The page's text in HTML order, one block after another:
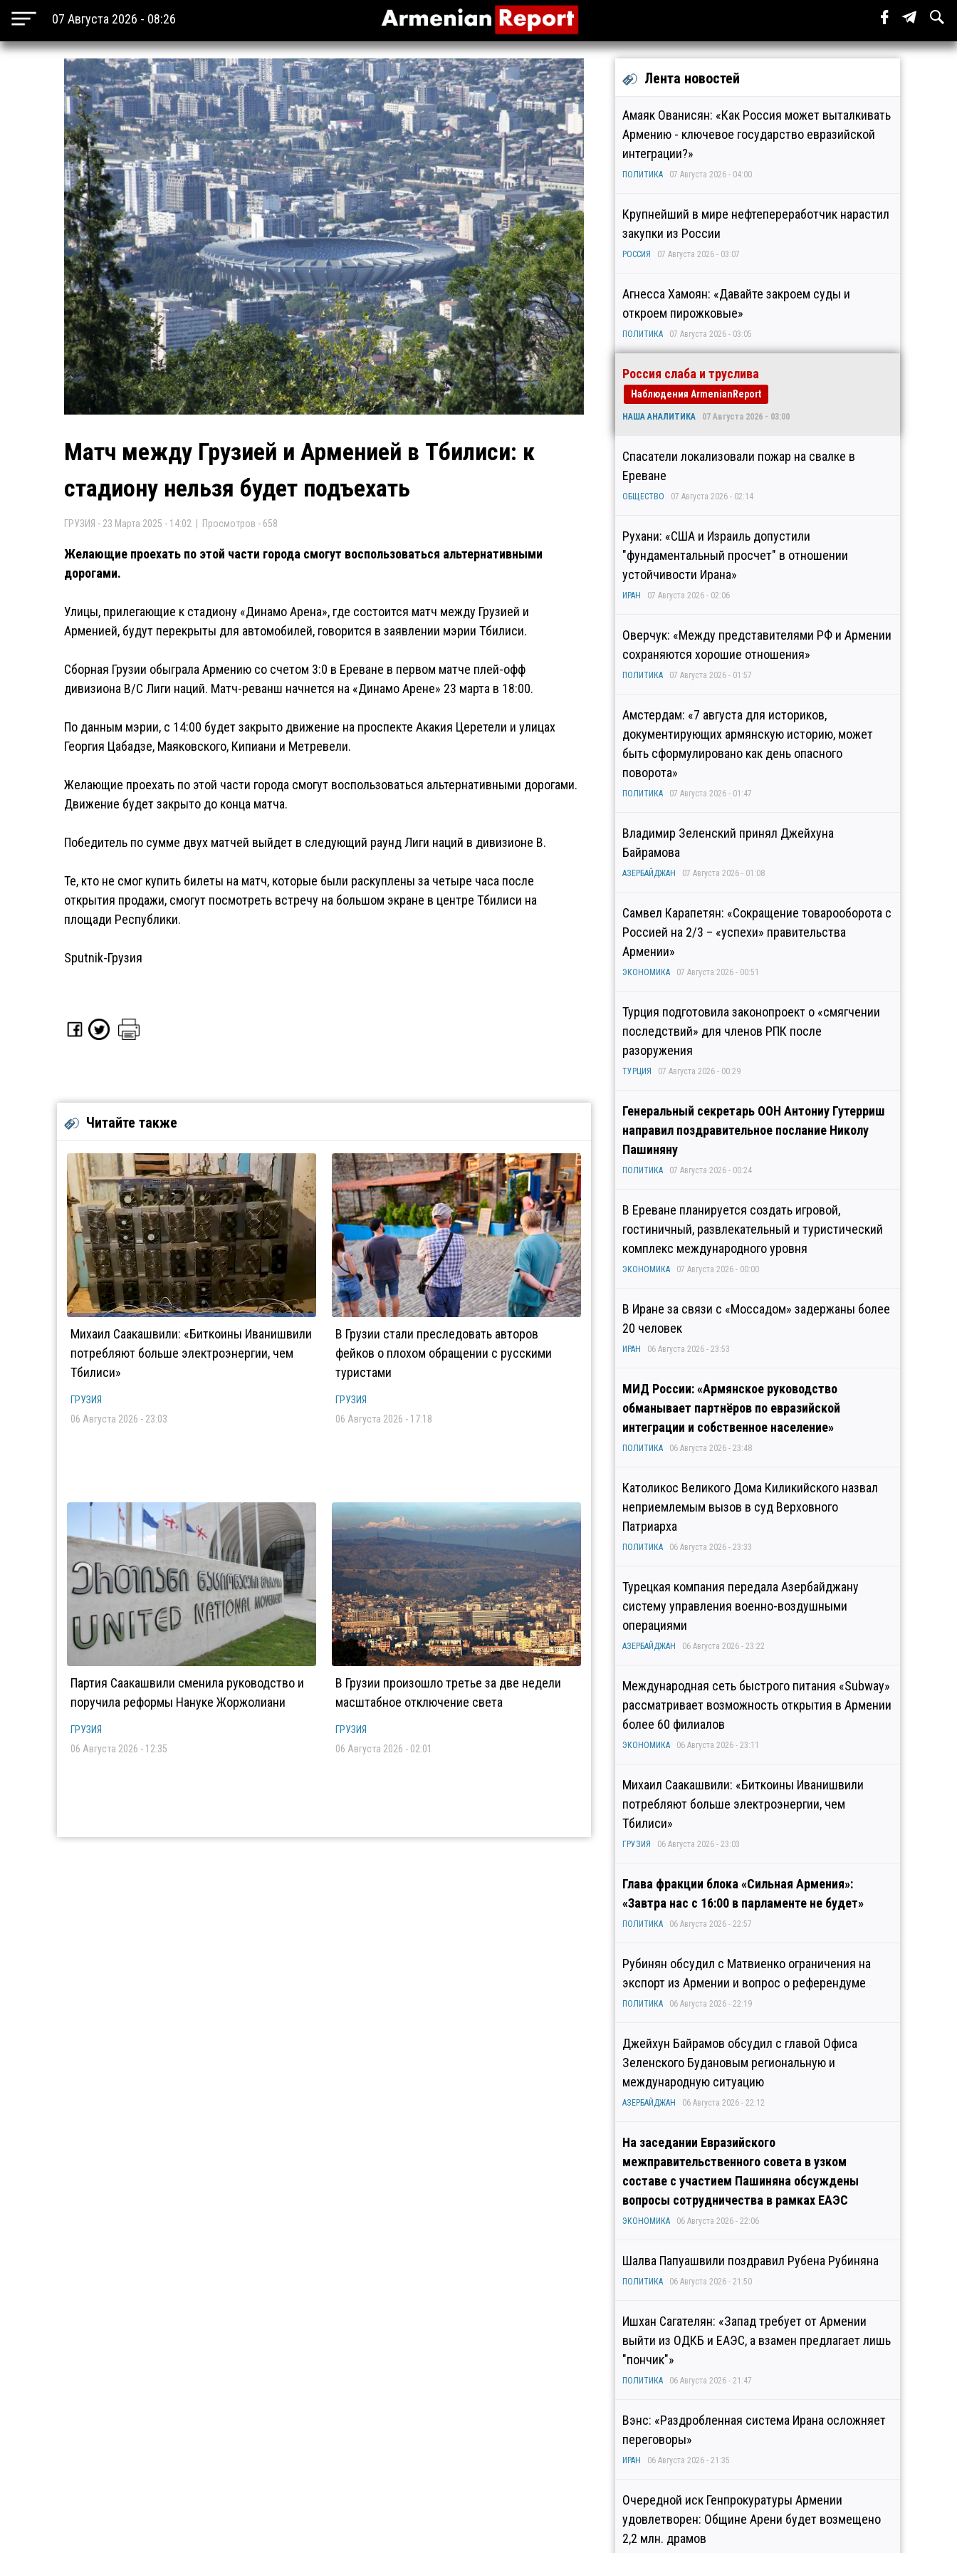
07 Августа 2026 - 08:26
Матч между Грузией и Арменией в Тбилиси: к
стадиону нельзя будет подъехать
ГРУЗИЯ - 23 Марта 2025 - 14:02 | Просмотров - 658
Желающие проехать по этой части города смогут воспользоваться альтернативными
дорогами.
Улицы, прилегающие к стадиону «Динамо Арена», где состоится матч между Грузией и
Арменией, будут перекрыты для автомобилей, говорится в заявлении мэрии Тбилиси.
Сборная Грузии обыграла Армению со счетом 3:0 в Ереване в первом матче плей-офф
дивизиона B/C Лиги наций. Матч-реванш начнется на «Динамо Арене» 23 марта в 18:00.
По данным мэрии, с 14:00 будет закрыто движение на проспекте Акакия Церетели и улицах
Георгия Цабадзе, Маяковского, Кипиани и Метревели.
Желающие проехать по этой части города смогут воспользоваться альтернативными дорогами.
Движение будет закрыто до конца матча.
Победитель по сумме двух матчей выйдет в следующий раунд Лиги наций в дивизионе B.
Те, кто не смог купить билеты на матч, которые были раскуплены за четыре часа после
открытия продажи, смогут посмотреть встречу на большом экране в центре Тбилиси на
площади Республики.
Sputnik-Грузия
Читайте также
Михаил Саакашвили: «Биткоины Иванишвили
потребляют больше электроэнергии, чем
Тбилиси»
ГРУЗИЯ
06 Августа 2026 - 23:03
В Грузии стали преследовать авторов
фейков о плохом обращении с русскими
туристами
ГРУЗИЯ
06 Августа 2026 - 17:18
Партия Саакашвили сменила руководство и
поручила реформы Нануке Жоржолиани
ГРУЗИЯ
06 Августа 2026 - 12:35
В Грузии произошло третье за две недели
масштабное отключение света
ГРУЗИЯ
06 Августа 2026 - 02:01
Лента новостей
Амаяк Ованисян: «Как Россия может выталкивать
Армению - ключевое государство евразийской
интеграции?»
ПОЛИТИКА 07 Августа 2026 - 04:00
Крупнейший в мире нефтепереработчик нарастил
закупки из России
РОССИЯ 07 Августа 2026 - 03:07
Агнесса Хамоян: «Давайте закроем суды и
откроем пирожковые»
ПОЛИТИКА 07 Августа 2026 - 03:05
Россия слаба и труслива
Наблюдения ArmenianReport
НАША АНАЛИТИКА 07 Августа 2026 - 03:00
Спасатели локализовали пожар на свалке в
Ереване
ОБЩЕСТВО 07 Августа 2026 - 02:14
Рухани: «США и Израиль допустили
"фундаментальный просчет" в отношении
устойчивости Ирана»
ИРАН 07 Августа 2026 - 02:06
Оверчук: «Между представителями РФ и Армении
сохраняются хорошие отношения»
ПОЛИТИКА 07 Августа 2026 - 01:57
Амстердам: «7 августа для историков,
документирующих армянскую историю, может
быть сформулировано как день опасного
поворота»
ПОЛИТИКА 07 Августа 2026 - 01:47
Владимир Зеленский принял Джейхуна
Байрамова
АЗЕРБАЙДЖАН 07 Августа 2026 - 01:08
Самвел Карапетян: «Сокращение товарооборота с
Россией на 2/3 – «успехи» правительства
Армении»
ЭКОНОМИКА 07 Августа 2026 - 00:51
Турция подготовила законопроект о «смягчении
последствий» для членов РПК после
разоружения
ТУРЦИЯ 07 Августа 2026 - 00:29
Генеральный секретарь ООН Антониу Гутерриш
направил поздравительное послание Николу
Пашиняну
ПОЛИТИКА 07 Августа 2026 - 00:24
В Ереване планируется создать игровой,
гостиничный, развлекательный и туристический
комплекс международного уровня
ЭКОНОМИКА 07 Августа 2026 - 00:00
В Иране за связи с «Моссадом» задержаны более
20 человек
ИРАН 06 Августа 2026 - 23:53
МИД России: «Армянское руководство
обманывает партнёров по евразийской
интеграции и собственное население»
ПОЛИТИКА 06 Августа 2026 - 23:48
Католикос Великого Дома Киликийского назвал
неприемлемым вызов в суд Верховного
Патриарха
ПОЛИТИКА 06 Августа 2026 - 23:33
Турецкая компания передала Азербайджану
систему управления военно-воздушными
операциями
АЗЕРБАЙДЖАН 06 Августа 2026 - 23:22
Международная сеть быстрого питания «Subway»
рассматривает возможность открытия в Армении
более 60 филиалов
ЭКОНОМИКА 06 Августа 2026 - 23:11
Михаил Саакашвили: «Биткоины Иванишвили
потребляют больше электроэнергии, чем
Тбилиси»
ГРУЗИЯ 06 Августа 2026 - 23:03
Глава фракции блока «Сильная Армения»:
«Завтра нас с 16:00 в парламенте не будет»
ПОЛИТИКА 06 Августа 2026 - 22:57
Рубинян обсудил с Матвиенко ограничения на
экспорт из Армении и вопрос о референдуме
ПОЛИТИКА 06 Августа 2026 - 22:19
Джейхун Байрамов обсудил с главой Офиса
Зеленского Будановым региональную и
международную ситуацию
АЗЕРБАЙДЖАН 06 Августа 2026 - 22:12
На заседании Евразийского
межправительственного совета в узком
составе с участием Пашиняна обсуждены
вопросы сотрудничества в рамках ЕАЭС
ЭКОНОМИКА 06 Августа 2026 - 22:06
Шалва Папуашвили поздравил Рубена Рубиняна
ПОЛИТИКА 06 Августа 2026 - 21:50
Ишхан Сагателян: «Запад требует от Армении
выйти из ОДКБ и ЕАЭС, а взамен предлагает лишь
"пончик"»
ПОЛИТИКА 06 Августа 2026 - 21:47
Вэнс: «Раздробленная система Ирана осложняет
переговоры»
ИРАН 06 Августа 2026 - 21:35
Очередной иск Генпрокуратуры Армении
удовлетворен: Общине Арени будет возмещено
2,2 млн. драмов